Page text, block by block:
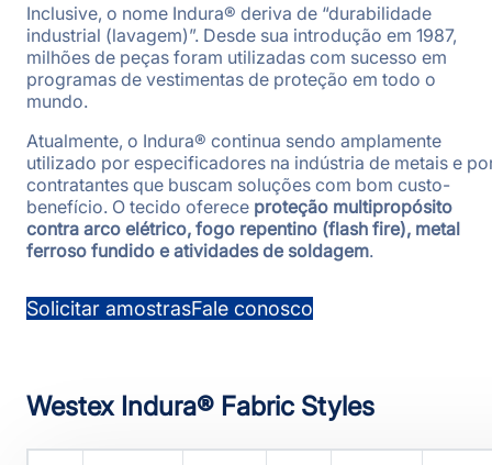
Inclusive, o nome Indura® deriva de “durabilidade
industrial (lavagem)”. Desde sua introdução em 1987,
milhões de peças foram utilizadas com sucesso em
programas de vestimentas de proteção em todo o
mundo.
Atualmente, o Indura® continua sendo amplamente
utilizado por especificadores na indústria de metais e
contratantes que buscam soluções com bom custo-
benefício. O tecido oferece proteção multipropósito
contra arco elétrico, fogo repentino (flash fire), metal
ferroso fundido e atividades de soldagem.
Solicitar amostrasFale conosco
Westex Indura® Fabric Styles